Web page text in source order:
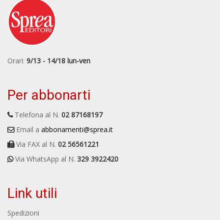
Orari: 9/13 - 14/18 lun-ven
Per abbonarti
Telefona al N. 02 87168197
Email a abbonamenti@sprea.it
Via FAX al N. 02 56561221
Via WhatsApp al N. 329 3922420
Link utili
Spedizioni